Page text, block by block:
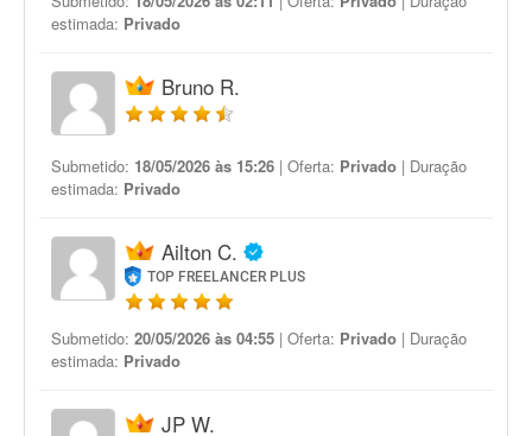
estimada: Privado
Bruno R.
Submetido: 18/05/2026 às 15:26 | Oferta: Privado | Duração
estimada: Privado
Ailton C.
TOP FREELANCER PLUS
Submetido: 20/05/2026 às 04:55 | Oferta: Privado | Duração
estimada: Privado
JP W.